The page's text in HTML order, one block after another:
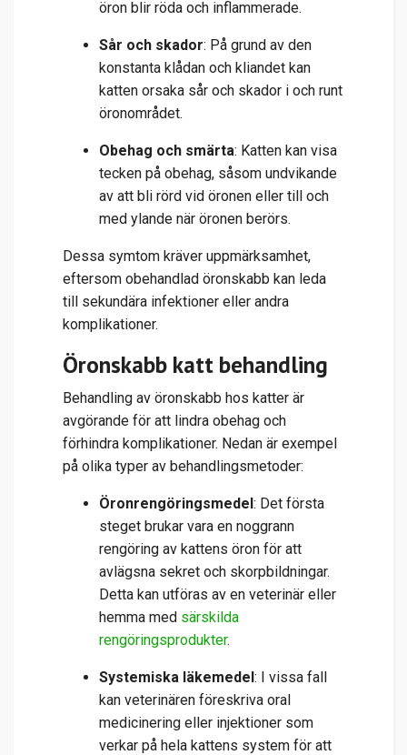
öron blir röda och inflammerade.
Sår och skador: På grund av den
konstanta klådan och kliandet kan
katten orsaka sår och skador i och runt
öronområdet.
Obehag och smärta: Katten kan visa
tecken på obehag, såsom undvikande
av att bli rörd vid öronen eller till och
med ylande när öronen berörs.
Dessa symtom kräver uppmärksamhet,
eftersom obehandlad öronskabb kan leda
till sekundära infektioner eller andra
komplikationer.
Öronskabb katt behandling
Behandling av öronskabb hos katter är
avgörande för att lindra obehag och
förhindra komplikationer. Nedan är exempel
på olika typer av behandlingsmetoder:
Öronrengöringsmedel: Det första
steget brukar vara en noggrann
rengöring av kattens öron för att
avlägsna sekret och skorpbildningar.
Detta kan utföras av en veterinär eller
hemma med särskilda
rengöringsprodukter.
Systemiska läkemedel: I vissa fall
kan veterinären föreskriva oral
medicinering eller injektioner som
verkar på hela kattens system för att